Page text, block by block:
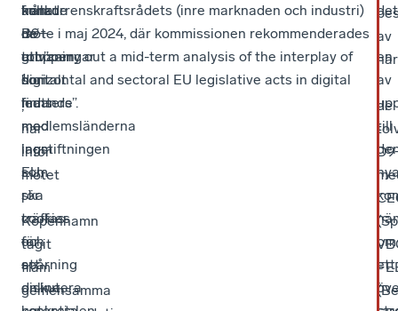
från
de
tolv
digitalt
ledande
medlemsländerna
inom
EU,
ska
träffas
för
att
diskutera
annat
de
utmaningar
som
finns
med
lagstiftningen
som
rör
cookies
och
spårning
online,
kallade
B9+-
gruppen
1
,
har
inför
mötet
i
Köpenhamn
tagit
fram
gemensamma
konkurrenskraftsrådets (inre marknaden och industri)
möte i maj 2024, där kommissionen rekommenderades
att ”carry out a mid-term analysis of the interplay of
horizontal and sectoral EU legislative acts in digital
matters”.
det
i
en
av
till
om
ett
av
i
de